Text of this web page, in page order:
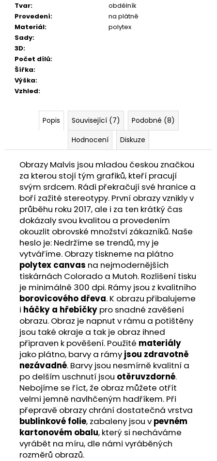
Tvar:
obdélník
Provedení:
na plátně
Materiál:
polytex
Sady:
3D:
Počet dílů:
Šířka:
Výška:
Vzhled:
Popis Související (7)
Podobné (8)
Hodnocení
Diskuze
Obrazy Malvis jsou mladou českou značkou
za kterou stojí tým grafiků, kteří pracují
svým srdcem. Rádi překračují své hranice a
boří zažité stereotypy. První obrazy vznikly v
průběhu roku 2017, ale i za ten krátký čas
dokázaly svou kvalitou a provedením
okouzlit obrovské množství zákazníků. Naše
heslo je: Nedržíme se trendů, my je
vytváříme. Obrazy tiskneme na plátno
polytex canvas na nejmodernějších
tiskárnách Colorado a Mutoh. Rozlišení tisku
je minimálně 300 dpi. Rámy jsou z kvalitního
borovicového dřeva. K obrazu přibalujeme
i háčky a hřebíčky pro snadné zavěšení
obrazu. Obraz je napnut v rámu a potištěny
jsou také okraje a tak je obraz ihned
připraven k pověšení. Použité materiály
jako plátno, barvy a rámy jsou zdravotně
nezávadné. Barvy jsou nesmírně kvalitní a
po delším uschnutí jsou otěruvzdorné.
Nebojíme se říct, že obraz můžete otřít
velmi jemně navlhčeným hadříkem. Při
přepravě obrazy chrání dostatečná vrstva
bublinkové folie, zabaleny jsou v pevném
kartonovém obalu, který si necháváme
vyrábět na míru, dle námi vyráběných
rozměrů obrazů.